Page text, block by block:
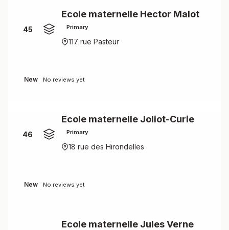
45
Ecole maternelle Hector Malot
Primary
117 rue Pasteur
New No reviews yet
46
Ecole maternelle Joliot-Curie
Primary
18 rue des Hirondelles
New No reviews yet
Ecole maternelle Jules Verne